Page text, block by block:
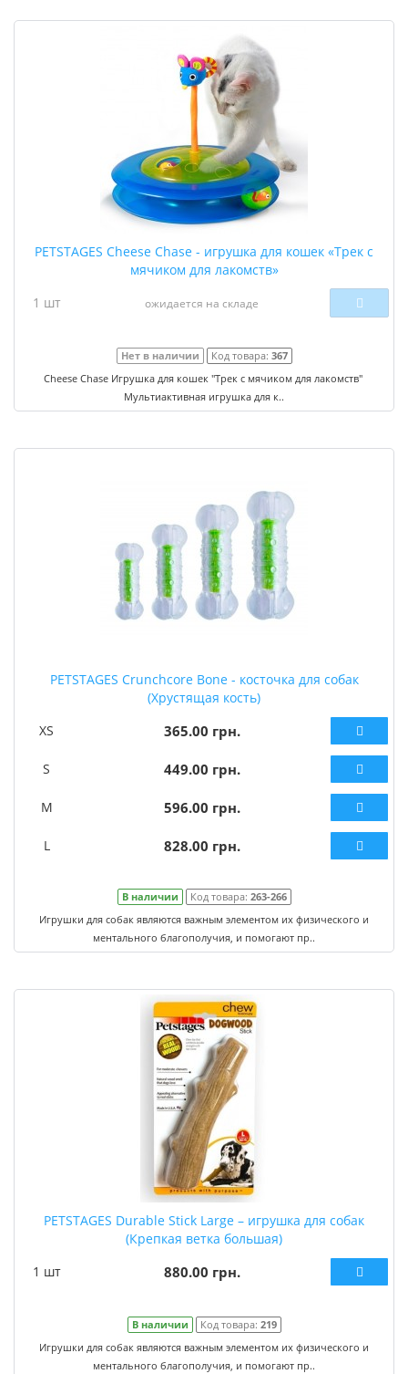
PETSTAGES Cheese Chase - игрушка для кошек «Трек с
мячиком для лакомств»
1 шт
ожидается на складе
Нет в наличии Код товара: 367
Cheese Chase Игрушка для кошек "Трек с мячиком для лакомств"
Мультиактивная игрушка для к..
PETSTAGES Crunchcore Bone - косточка для собак
(Хрустящая кость)
XS
365.00 грн.
S 449.00 грн.
M 596.00 грн.
L 828.00 грн.
В наличии Код товара: 263-266
Игрушки для собак являются важным элементом их физического и
ментального благополучия, и помогают пр..
PETSTAGES Durable Stick Large – игрушка для собак
(Крепкая ветка большая)
1 шт
880.00 грн.
В наличии Код товара: 219
Игрушки для собак являются важным элементом их физического и
ментального благополучия, и помогают пр..